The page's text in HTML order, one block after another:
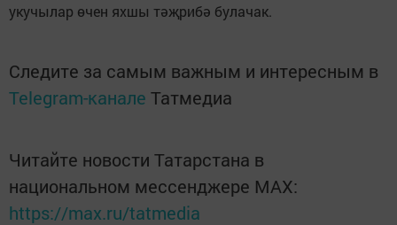
укучылар өчен яхшы тәҗрибә булачак.
Следите за самым важным и интересным в
Telegram-канале Татмедиа
Читайте новости Татарстана в
национальном мессенджере MАХ:
https://max.ru/tatmedia